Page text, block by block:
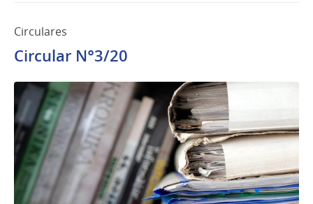
Circulares
Circular N°3/20